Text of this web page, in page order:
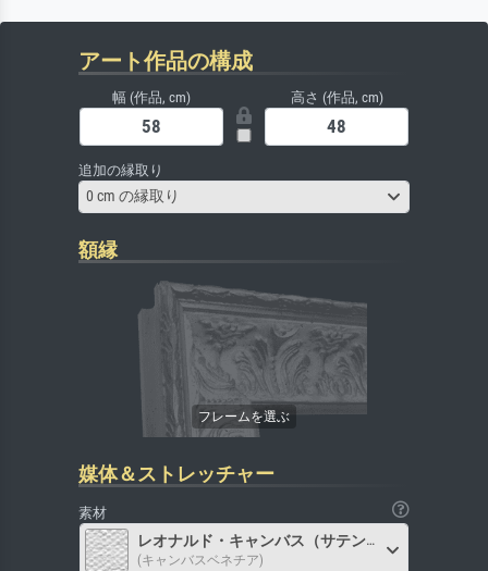
アート作品の構成
幅 (作品, cm) 高さ (作品, cm)
追加の縁取り
0 cm の縁取り
額縁
媒体＆ストレッチャー
素材
レオナルド・キャンバス（サテン）
(キャンバスベネチア)